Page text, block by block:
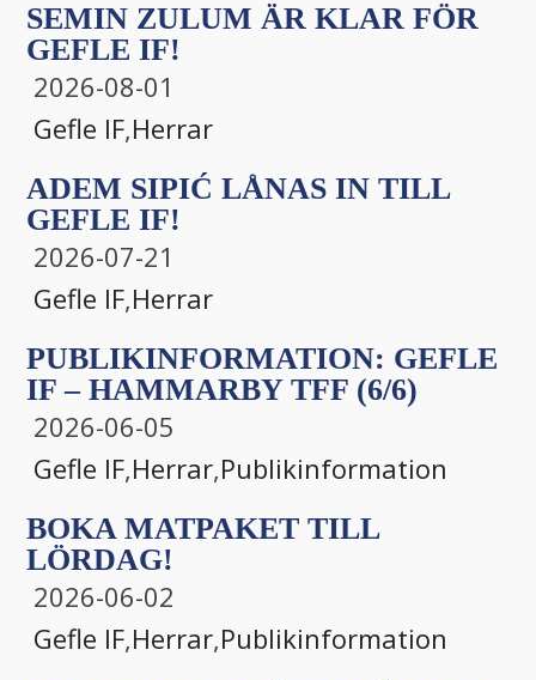
SEMIN ZULUM ÄR KLAR FÖR
GEFLE IF!
2026-08-01
Gefle IF,Herrar
ADEM SIPIĆ LÅNAS IN TILL
GEFLE IF!
2026-07-21
Gefle IF,Herrar
PUBLIKINFORMATION: GEFLE
IF – HAMMARBY TFF (6/6)
2026-06-05
Gefle IF,Herrar,Publikinformation
BOKA MATPAKET TILL
LÖRDAG!
2026-06-02
Gefle IF,Herrar,Publikinformation